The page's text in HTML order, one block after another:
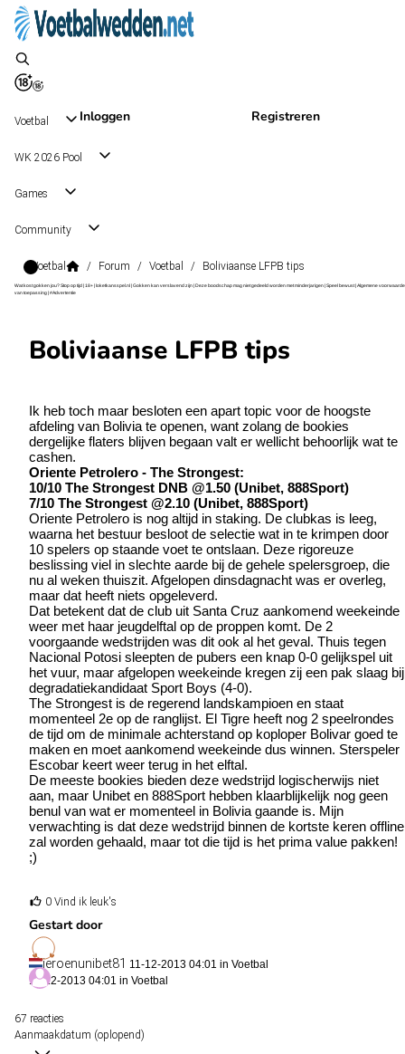
Inloggen Registreren
Voetbal
WK 2026 Pool
Games
Community
Voetbal / Forum / Voetbal / Boliviaanse LFPB tips
Wat kost gokken jou? Stop op tijd | 18+ | loketkansspel.nl | Gokken kan verslavend zijn | Deze boodschap mag niet gedeeld worden met minderjarigen | Speel bewust | Algemene
van toepassing | #Advertentie
Boliviaanse LFPB tips
Ik heb toch maar besloten een apart topic voor de hoogste
afdeling van Bolivia te openen, want zolang de bookies
dergelijke flaters blijven begaan valt er wellicht behoorlijk wat te
cashen.
Oriente Petrolero - The Strongest:
10/10 The Strongest DNB @1.50 (Unibet, 888Sport)
7/10 The Strongest @2.10 (Unibet, 888Sport)
Oriente Petrolero is nog altijd in staking. De clubkas is leeg,
waarna het bestuur besloot de selectie wat in te krimpen door
10 spelers op staande voet te ontslaan. Deze rigoreuze
beslissing viel in slechte aarde bij de gehele spelersgroep, die
nu al weken thuiszit. Afgelopen dinsdagnacht was er overleg,
maar dat heeft niets opgeleverd.
Dat betekent dat de club uit Santa Cruz aankomend weekeinde
weer met haar jeugdelftal op de proppen komt. De 2
voorgaande wedstrijden was dit ook al het geval. Thuis tegen
Nacional Potosi sleepten de pubers een knap 0-0 gelijkspel uit
het vuur, maar afgelopen weekeinde kregen zij een pak slaag bij
degradatiekandidaat Sport Boys (4-0).
The Strongest is de regerend landskampioen en staat
momenteel 2e op de ranglijst. El Tigre heeft nog 2 speelrondes
de tijd om de minimale achterstand op koploper Bolivar goed te
maken en moet aankomend weekeinde dus winnen. Sterspeler
Escobar keert weer terug in het elftal.
De meeste bookies bieden deze wedstrijd logischerwijs niet
aan, maar Unibet en 888Sport hebben klaarblijkelijk nog geen
benul van wat er momenteel in Bolivia gaande is. Mijn
verwachting is dat deze wedstrijd binnen de kortste keren offline
zal worden gehaald, maar tot die tijd is het prima value pakken!
;)
0 Vind ik leuk's
Gestart door
jeroenunibet81 11-12-2013 04:01 in Voetbal
11-12-2013 04:01 in Voetbal
67 reacties
Aanmaakdatum (oplopend)